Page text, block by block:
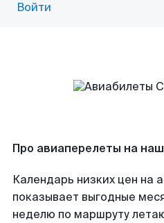
Войти
Про авиаперелеты на
Календарь низких цен на
показывает выгодные
неделю по маршруту